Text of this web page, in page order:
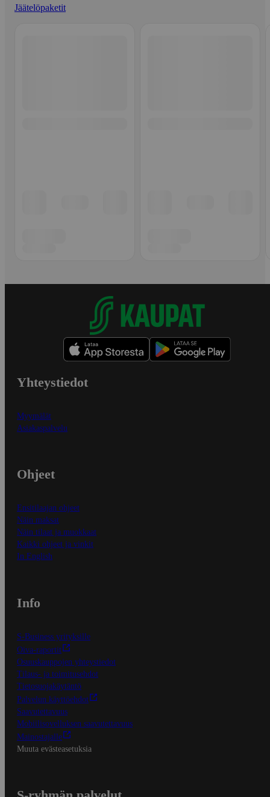
Jäätelöpaketit
Yhteystiedot
Myymälät
Asiakaspalvelu
Ohjeet
Ensitilaajan ohjeet
Näin maksat
Näin tilaat ja muokkaat
Kaikki ohjeet ja vinkit
In English
Info
S-Business yrityksille
Oiva-raportit
Osuuskauppojen yhteystiedot
Tilaus- ja toimitusehdot
Tietosuojakäytäntö
Palvelun käyttöehdot
Saavutettavuus
Mobiilisovelluksen saavutettavuus
Mainostajalle
Muuta evästeasetuksia